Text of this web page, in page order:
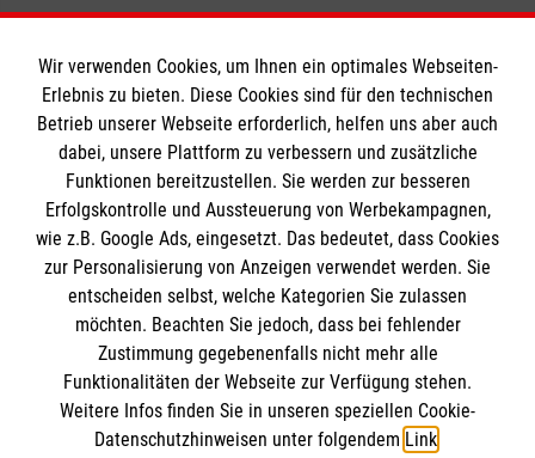
Informationen
Impressum
Datenschutz
Barrierefreiheit
Kontakt
Die Malteser
Malteser in Deutschland
Malteserorden
Sharepoint
Spendenkonto
Wir verwenden Cookies, um Ihnen ein optimales Webseiten-
Erlebnis zu bieten. Diese Cookies sind für den technischen
Betrieb unserer Webseite erforderlich, helfen uns aber auch
dabei, unsere Plattform zu verbessern und zusätzliche
Funktionen bereitzustellen. Sie werden zur besseren
Erfolgskontrolle und Aussteuerung von Werbekampagnen,
wie z.B. Google Ads, eingesetzt. Das bedeutet, dass Cookies
zur Personalisierung von Anzeigen verwendet werden. Sie
entscheiden selbst, welche Kategorien Sie zulassen
möchten. Beachten Sie jedoch, dass bei fehlender
Zustimmung gegebenenfalls nicht mehr alle
Funktionalitäten der Webseite zur Verfügung stehen.
Weitere Infos finden Sie in unseren speziellen Cookie-
Datenschutzhinweisen unter folgendem Link.